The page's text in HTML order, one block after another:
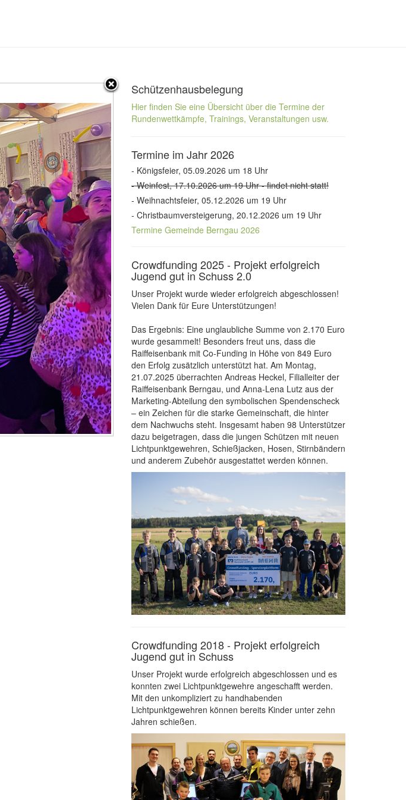
Schützenhausbelegung
Hier finden Sie eine Übersicht über die Termine der
Rundenwettkämpfe, Trainings, Veranstaltungen usw.
Termine im Jahr 2026
- Königsfeier, 05.09.2026 um 18 Uhr
- Weinfest, 17.10.2026 um 19 Uhr - findet nicht statt!
- Weihnachtsfeier, 05.12.2026 um 19 Uhr
- Christbaumversteigerung, 20.12.2026 um 19 Uhr
Termine Gemeinde Berngau 2026
Crowdfunding 2025 - Projekt erfolgreich
Jugend gut in Schuss 2.0
Unser Projekt wurde wieder erfolgreich abgeschlossen!
Vielen Dank für Eure Unterstützungen!
Das Ergebnis: Eine unglaubliche Summe von 2.170 Euro
wurde gesammelt! Besonders freut uns, dass die
Raiffeisenbank mit Co-Funding in Höhe von 849 Euro
den Erfolg zusätzlich unterstützt hat. Am Montag,
21.07.2025 überrachten Andreas Heckel, Filialleiter der
Raiffeisenbank Berngau, und Anna-Lena Lutz aus der
Marketing-Abteilung den symbolischen Spendenscheck
– ein Zeichen für die starke Gemeinschaft, die hinter
dem Nachwuchs steht. Insgesamt haben 98 Unterstützer
dazu beigetragen, dass die jungen Schützen mit neuen
Lichtpunktgewehren, Schießjacken, Hosen, Stirnbändern
und anderem Zubehör ausgestattet werden können.
Crowdfunding 2018 - Projekt erfolgreich
Jugend gut in Schuss
Unser Projekt wurde erfolgreich abgeschlossen und es
konnten zwei Lichtpunktgewehre angeschafft werden.
Mit den unkompliziert zu handhabenden
Lichtpunktgewehren können bereits Kinder unter zehn
Jahren schießen.